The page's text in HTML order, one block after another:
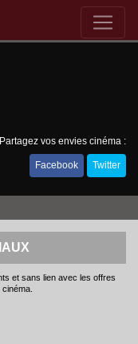
Partagez vos envies cinéma :
Facebook Twitter
et sans lien avec les offres